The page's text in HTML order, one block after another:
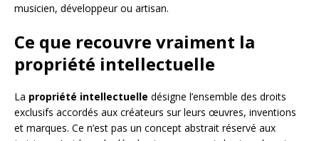
musicien, développeur ou artisan.
Ce que recouvre vraiment la
propriété intellectuelle
La propriété intellectuelle désigne l’ensemble des droits
exclusifs accordés aux créateurs sur leurs œuvres, inventions
et marques. Ce n’est pas un concept abstrait réservé aux